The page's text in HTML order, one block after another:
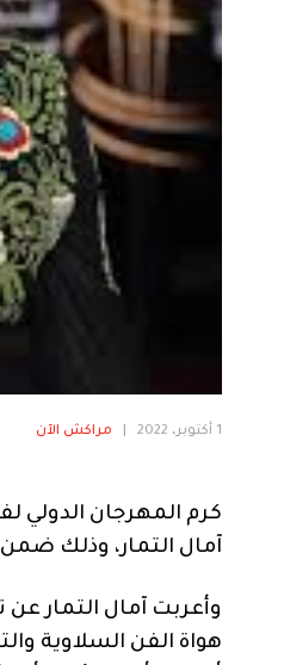
1 أكتوبر، 2022 مراكش الآن
كرم المهرجان الدولي
آمال التمار، وذلك
وأعربت آمال التمار
هواة الفن السلاوية